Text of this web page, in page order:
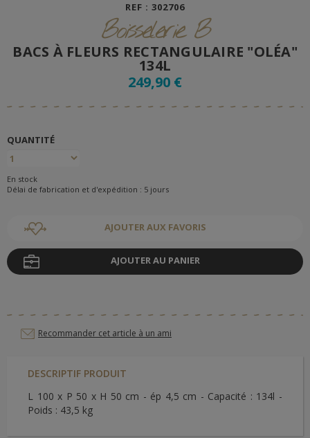
REF : 302706
Boisselerie B
BACS À FLEURS RECTANGULAIRE "OLÉA"
134L
249,90 €
QUANTITÉ
En stock
Délai de fabrication et d'expédition : 5 jours
AJOUTER AUX FAVORIS
AJOUTER AU PANIER
Recommander cet article à un ami
DESCRIPTIF PRODUIT
L 100 x P 50 x H 50 cm - ép 4,5 cm - Capacité : 134l -
Poids : 43,5 kg